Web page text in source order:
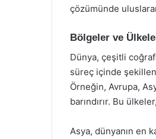
çözümünde
Bölgeler ve
Dünya, çeşitli
süreç içinde
Örneğin, Avrupa,
barındırır. Bu
Asya, dünyanın en